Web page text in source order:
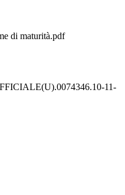
di maturità.pdf
11-